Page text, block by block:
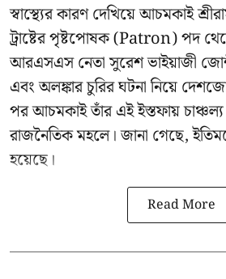
স্বাস্থ্যের কারণ দেখিয়ে আচমকাই
ট্রাষ্টেরপৃষ্টপোষক (Patron) পদ
আরএসএস নেতা সুরেশ ভাইয়াজী
এবং অলঙ্কার চুরির ঘটনা নিয়ে
পর আচমকাই তাঁর এই ইস্তফায় চাঞ্চল্য
রাজনৈতিক মহলে। জানা গেছে,
হয়েছে।
Read More
CPIM: ৬০ লক্ষ নাম
ভোট ঘোষণার
দ্বারস্থ হবে